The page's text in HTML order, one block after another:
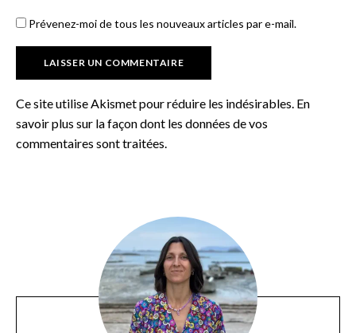
Prévenez-moi de tous les nouveaux articles par e-mail.
Ce site utilise Akismet pour réduire les indésirables. En
savoir plus sur la façon dont les données de vos
commentaires sont traitées